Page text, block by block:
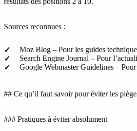
Sources reconnues :
Moz Blog – Pour les guides
Search Engine Journal – Pour
Google Webmaster Guidelines –
## Ce qu’il faut savoir pour éviter les
### Pratiques à éviter absolument